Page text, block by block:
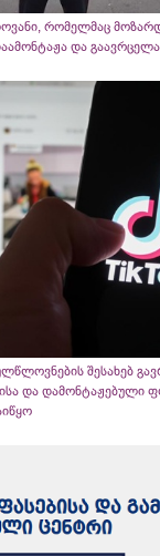
რომელმაც
და გაავრცელა
შესახებ
და დამონტაჟებული